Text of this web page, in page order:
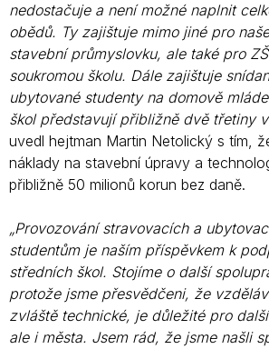
nedostačuje a není možné naplnit
obědů. Ty zajištuje mimo jiné pro
stavební průmyslovku, ale také pro
soukromou školu. Dále zajištuje
ubytované studenty na domově
škol představují přibližně dvě třetiny
uvedl hejtman Martin Netolický s tím,
náklady na stavební úpravy a
přibližně 50 milionů korun bez daně.
„Provozování stravovacích a
studentům je naším příspěvkem k
středních škol. Stojíme o další
protože jsme přesvědčeni, že
zvláště technické, je důležité pro
ale i města. Jsem rád, že jsme našli